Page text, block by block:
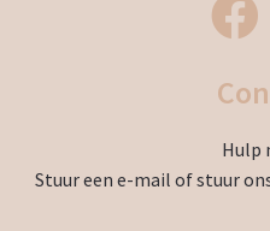
Hulp
Stuur een e-mail of stuur